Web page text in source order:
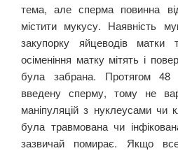
тема, але сперма повинна
містити мукусу. Наявність
закупорку яйцеводів матки
осіменіння матку мітять і
була забрана. Протягом 48
введену сперму, тому не
маніпуляцій з нуклеусами чи
була травмована чи
зазвичай помирає. Якщо